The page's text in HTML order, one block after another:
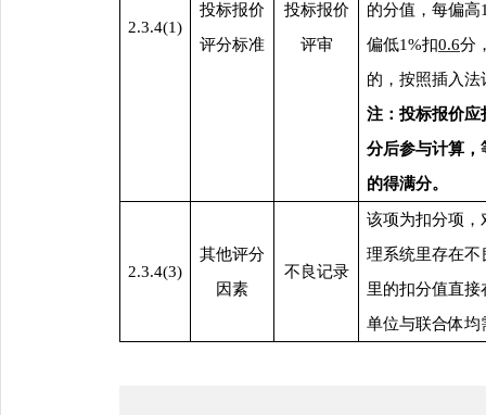
2.3.4(1)
投标报价
评分标准
投标报价
评审
的分值， 每偏高
偏低1%扣0.6分
的，按照插入法
注：投标报价应
分后参与计算 ，
的得满分。
2.3.4(3)
其他评分
因素
不良记录
该项为扣分项，
理系统里存在不
里的扣分值直
单位与联合体均